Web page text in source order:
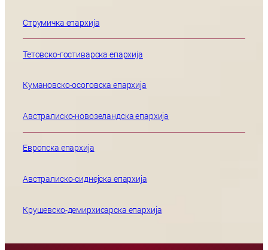
Струмичка епархија
Тетовско-гостиварска епархија
Кумановско-осоговска епархија
Австралиско-новозеландска епархија
Европска епархија
Австралиско-сиднејска епархија
Крушевско-демирхисарска епархија